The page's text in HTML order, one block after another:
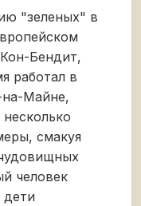
"зеленых" в
Бендит,
работал в
на-Майне,
смакуя
человек